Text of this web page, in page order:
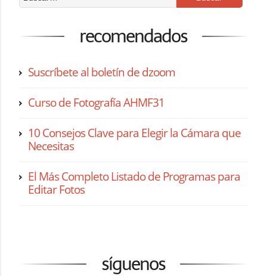
recomendados
Suscríbete al boletín de dzoom
Curso de Fotografía AHMF31
10 Consejos Clave para Elegir la Cámara que
Necesitas
El Más Completo Listado de Programas para
Editar Fotos
síguenos